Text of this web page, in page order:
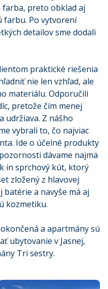
farba, preto obklad aj
farbu. Po vytvorení
detailov sme dodali
praktické riešenia
nie len vzhľad, ale
materiálu. Odporučili
pretože čím menej
udržiava. Z nášho
vybrali to, čo najviac
Ide o účelné produkty
dávame najmä
in sprchový kút, ktorý
zložený z hlavovej
a navyše má aj
kozmetiku.
a apartmány sú
ubytovanie v Jasnej,
Tri sestry.